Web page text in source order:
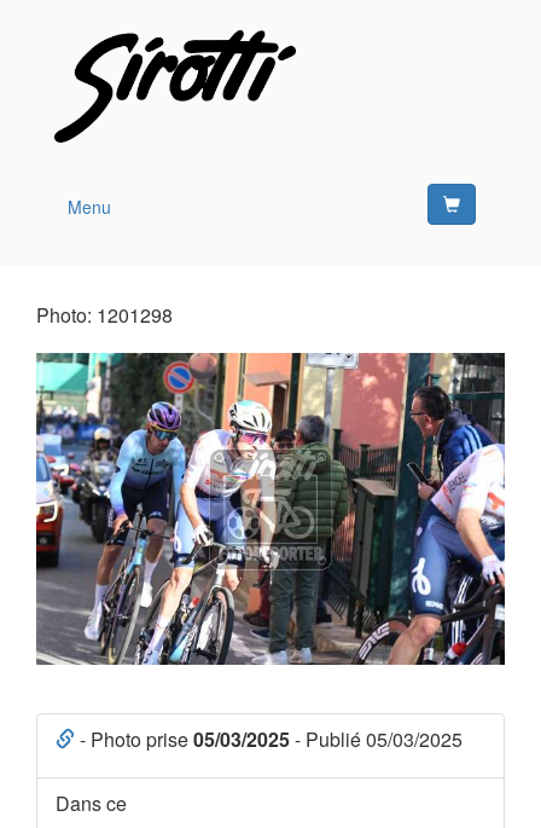
Menu
Photo: 1201298
- Photo prise05/03/2025- Publié 05/03/2025
Dans ce